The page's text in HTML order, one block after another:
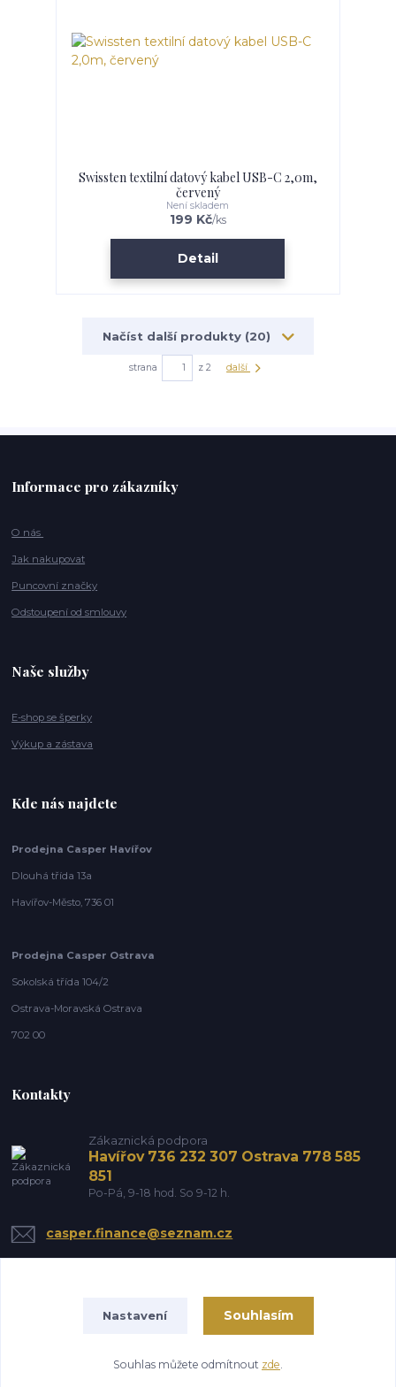
Swissten textilní datový kabel USB-C 2,0m,
červený
199 Kč/ks
Není skladem
Detail
Načíst další produkty (20)
strana z 2 další
Informace pro zákazníky
O nás
Jak nakupovat
Puncovní značky
Odstoupení od smlouvy
Naše služby
E-shop se šperky
Výkup a zástava
Kde nás najdete
Prodejna Casper Havířov
Dlouhá třída 13a
Havířov-Město, 736 01
Prodejna Casper Ostrava
Sokolská třída 104/2
Ostrava-Moravská Ostrava
702 00
Kontakty
Zákaznická podpora
Havířov 736 232 307 Ostrava 778 585
851
Po-Pá, 9-18 hod. So 9-12 h.
casper.finance@seznam.cz
Vytvořeno na Eshop-rychle.cz
Nastavení Souhlasím
Souhlas můžete odmítnout zde